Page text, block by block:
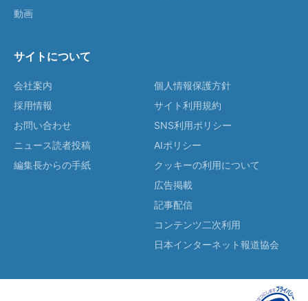
動画
サイトについて
会社案内
採用情報
お問い合わせ
ニュース読者投稿
編集長からの手紙
個人情報保護方針
サイト利用規約
SNS利用ポリシー
AIポリシー
クッキーの利用について
広告掲載
記事配信
コンテンツ二次利用
日本インターネット報道協会